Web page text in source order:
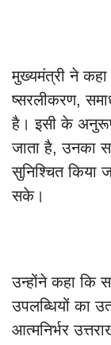
मुख्यमंत्री ने कहा
ष्सरलीकरण,
है। इसी के
जाता है, उनका
सुनिश्चित किया
सके।
उन्होंने कहा कि
उपलब्धियों का
आत्मनिर्भर